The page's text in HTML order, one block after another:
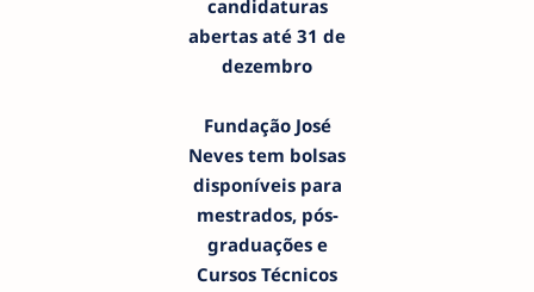
candidaturas
abertas até 31 de
dezembro
Fundação José
Neves tem bolsas
disponíveis para
mestrados, pós-
graduações e
Cursos Técnicos